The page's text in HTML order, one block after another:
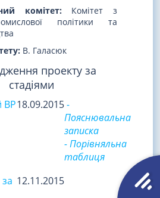
комітет:Комітет з
політики та
В. Галасюк
проекту за
стадіями
ВР18.09.2015-
Пояснювальна
записка
- Порівняльна
таблиця
12.11.2015